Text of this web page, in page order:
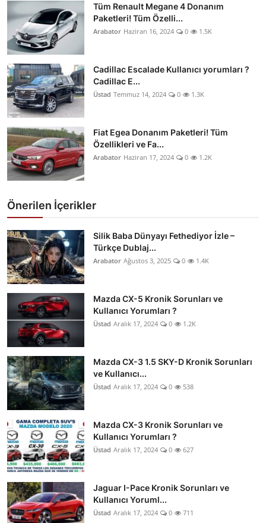
Tüm Renault Megane 4 Donanım
Paketleri! Tüm Özelli...
Arabator Haziran 16, 2024 0 1.5K
Cadillac Escalade Kullanıcı yorumları ?
Cadillac E...
Üstad Temmuz 14, 2024 0 1.3K
Fiat Egea Donanım Paketleri! Tüm
Özellikleri ve Fa...
Arabator Haziran 17, 2024 0 1.2K
Önerilen İçerikler
Silik Baba Dünyayı Fethediyor İzle –
Türkçe Dublaj...
Arabator Ağustos 3, 2025 0 1.4K
Mazda CX-5 Kronik Sorunları ve
Kullanıcı Yorumları ?
Üstad Aralık 17, 2024 0 1.2K
Mazda CX-3 1.5 SKY-D Kronik Sorunları
ve Kullanıcı...
Üstad Aralık 17, 2024 0 538
Mazda CX-3 Kronik Sorunları ve
Kullanıcı Yorumları ?
Üstad Aralık 17, 2024 0 627
Jaguar I-Pace Kronik Sorunları ve
Kullanıcı Yoruml...
Üstad Aralık 17, 2024 0 711